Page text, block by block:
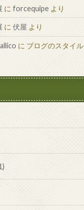
に forcequipe より
に 伏屋 より
に ブログのスタイル